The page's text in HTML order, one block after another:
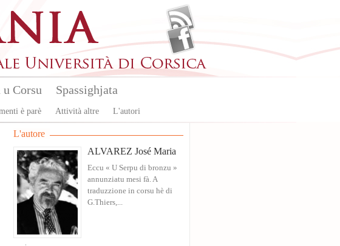
è parè Attività altre L'autori
u Corsu Spassighjata
L'autore
ALVAREZ José Maria
Eccu « U Serpu di bronzu »
annunziatu mesi fà. A
traduzzione in corsu hè di
G.Thiers,...